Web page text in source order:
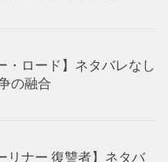
・ロード】ネタバレなし
の融合
リナー 復讐者】ネタバ